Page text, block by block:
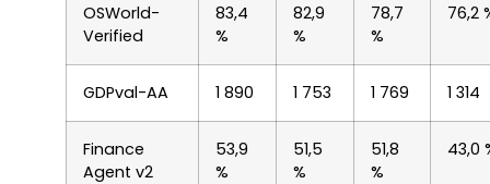
OSWorld-
Verified
83,4
%
82,9
%
78,7
%
76,2
GDPval-AA 1 890 1 753 1 769 1 314
Finance
Agent v2
53,9
%
51,5
%
51,8
%
43,0